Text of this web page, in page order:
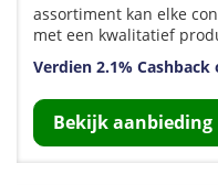
assortiment kan elke
met een kwalitatief
Verdien 2.1%
Bekijk aanbieding